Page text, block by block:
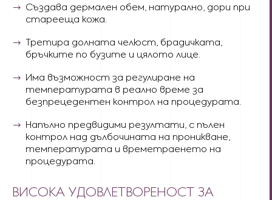
Създава дермален обем, натурално, дори при
старееща кожа.
Третира долната челюст, брадичката,
бръчките по бузите и цялото лице.
Има възможност за регулиране на
температурата в реално време за
безпрецедентен контрол на процедурата.
Напълно предвидими резултати, с пълен
контрол над дълбочината на проникване,
температурата и времетраенето на
процедурата.
ВИСОКА УДОВЛЕТВОРЕНОСТ ЗА